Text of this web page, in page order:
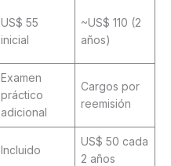
US$ 55
inicial
~US$ 110 (2
años)
Examen
práctico
adicional
Cargos por
reemisión
Incluido
US$ 50 cada
2 años